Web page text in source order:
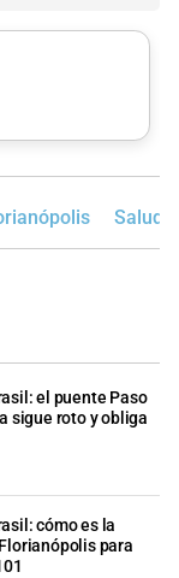
Salud
el puente Paso
sigue roto y obliga
cómo es la
para